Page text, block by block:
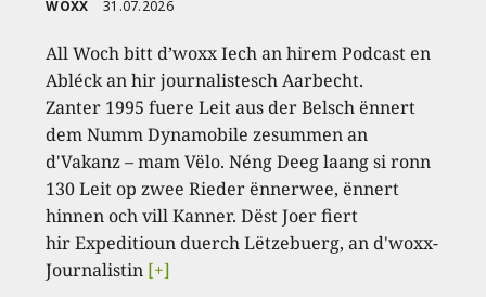
WOXX 31.07.2026
All Woch bitt d’woxx Iech an hirem Podcast en
Abléck an hir journalistesch Aarbecht.
Zanter 1995 fuere Leit aus der Belsch ënnert
dem Numm Dynamobile zesummen an
d'Vakanz – mam Vëlo. Néng Deeg laang si ronn
130 Leit op zwee Rieder ënnerwee, ënnert
hinnen och vill Kanner. Dëst Joer fiert
hir Expeditioun duerch Lëtzebuerg, an d'woxx-
Journalistin [+]